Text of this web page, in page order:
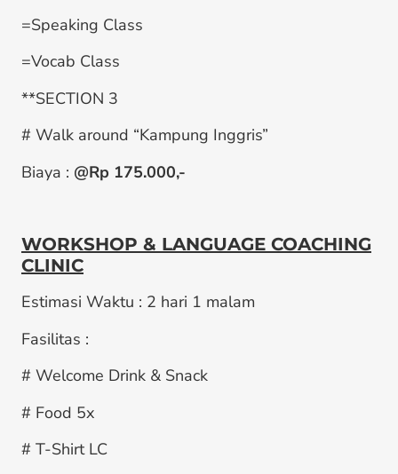
=Speaking Class
=Vocab Class
**SECTION 3
# Walk around “Kampung Inggris”
Biaya : @Rp 175.000,-
WORKSHOP & LANGUAGE COACHING
CLINIC
Estimasi Waktu : 2 hari 1 malam
Fasilitas :
# Welcome Drink & Snack
# Food 5x
# T-Shirt LC